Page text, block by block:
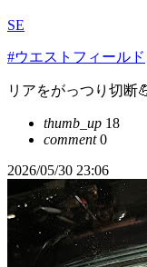
SE
#ウエストフィールド
リアをがっつり切断
thumb_up 18
comment0
2026/05/30 23:06